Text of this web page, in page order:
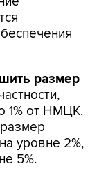
размер
1% от НМЦК.
уровне 2%,
5%.